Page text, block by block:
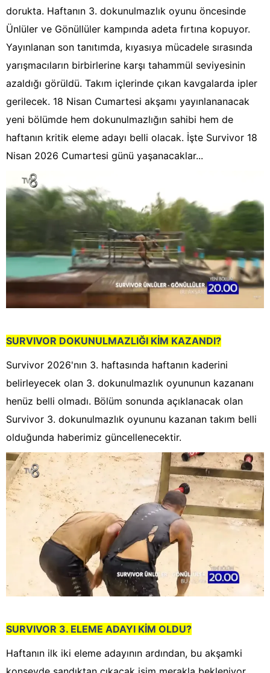
dorukta. Haftanın 3. dokunulmazlık oyunu öncesinde
Ünlüler ve Gönüllüler kampında adeta fırtına kopuyor.
Yayınlanan son tanıtımda, kıyasıya mücadele sırasında
yarışmacıların birbirlerine karşı tahammül seviyesinin
azaldığı görüldü. Takım içlerinde çıkan kavgalarda ipler
gerilecek. 18 Nisan Cumartesi akşamı yayınlananacak
yeni bölümde hem dokunulmazlığın sahibi hem de
haftanın kritik eleme adayı belli olacak. İşte Survivor 18
Nisan 2026 Cumartesi günü yaşanacaklar...
SURVIVOR DOKUNULMAZLIĞI KİM KAZANDI?
Survivor 2026'nın 3. haftasında haftanın kaderini
belirleyecek olan 3. dokunulmazlık oyununun kazananı
henüz belli olmadı. Bölüm sonunda açıklanacak olan
Survivor 3. dokunulmazlık oyununu kazanan takım belli
olduğunda haberimiz güncellenecektir.
SURVIVOR 3. ELEME ADAYI KİM OLDU?
Haftanın ilk iki eleme adayının ardından, bu akşamki